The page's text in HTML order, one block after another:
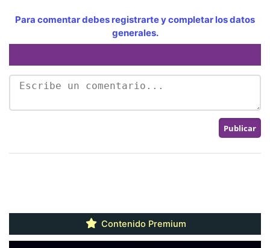
Para comentar debes registrarte y completar los datos
generales.
Contenido Premium